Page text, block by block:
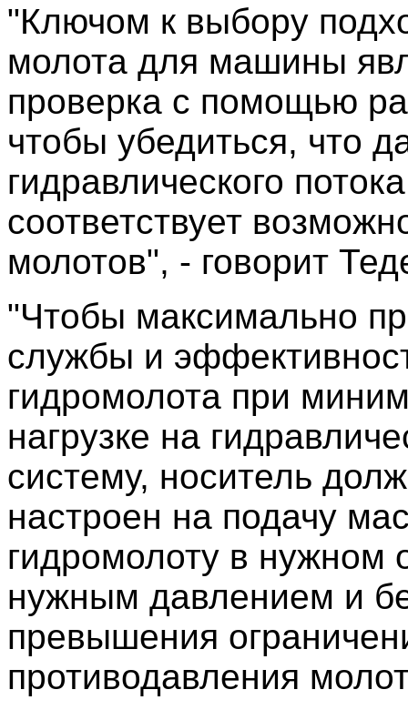
"Ключом к выбору
молота для машины
проверка с помощью
чтобы убедиться, что
гидравлического потока
соответствует
молотов", - говорит
"Чтобы максимально
службы и
гидромолота при
нагрузке на
систему, носитель
настроен на подачу
гидромолоту в нужном
нужным давлением и
превышения
противодавления